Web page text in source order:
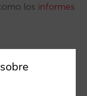
los informes